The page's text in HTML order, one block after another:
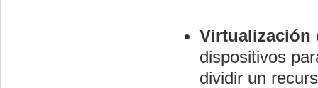
Virtualización
dispositivos
dividir un